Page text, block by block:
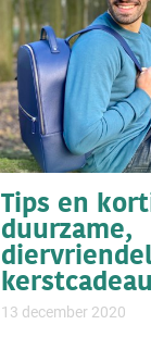
Tips en
duurzame,
13 december 2020